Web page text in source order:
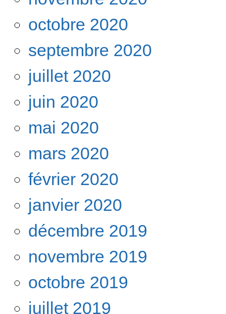
octobre 2020
septembre 2020
juillet 2020
juin 2020
mai 2020
mars 2020
février 2020
janvier 2020
décembre 2019
novembre 2019
octobre 2019
juillet 2019